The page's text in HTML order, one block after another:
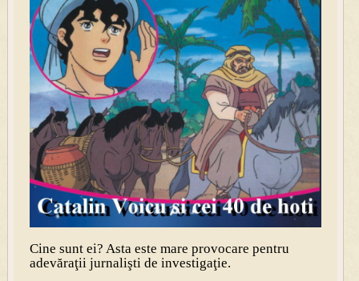
Cine sunt ei? Asta este mare provocare pentru
adevăraţii jurnalişti de investigaţie.